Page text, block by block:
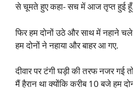
से चूमते हुए कहा- सच में आज तृप्त हुई
फिर हम दोनों उठे और साथ में नहाने चले
हम दोनों ने नहाया और बाहर आ गए.
दीवार पर टंगी घड़ी की तरफ नजर गई
मैं हैरान था क्योंकि करीब 10 बजे हम